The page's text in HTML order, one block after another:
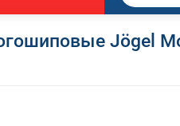
Jögel